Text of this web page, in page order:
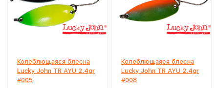
Колеблющаяся блесна
Lucky John TR AYU 2.4gr
#005
Колеблющаяся блесна
Lucky John TR AYU 2.4gr
#008